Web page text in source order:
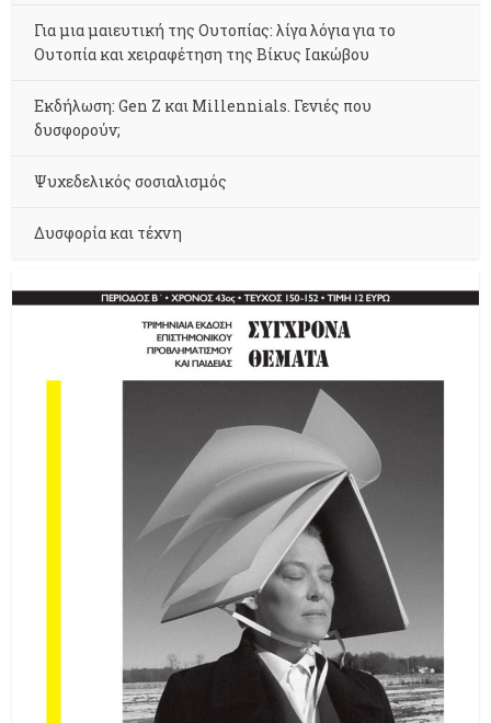
Για μια μαιευτική της Ουτοπίας: λίγα λόγια για το
Ουτοπία και χειραφέτηση της Βίκυς Ιακώβου
Εκδήλωση: Gen Z και Millennials. Γενιές που
δυσφορούν;
Ψυχεδελικός σοσιαλισμός
Δυσφορία και τέχνη